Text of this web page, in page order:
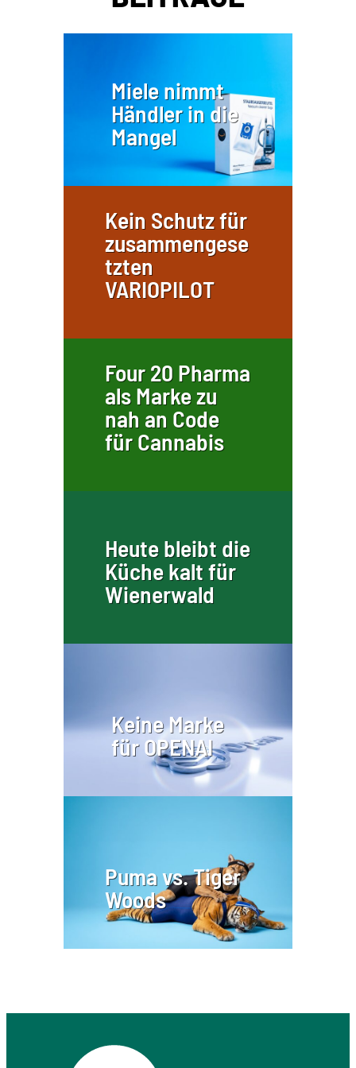
Miele nimmt
Händler in die
Mangel
Kein Schutz für
zusammengese
tzten
VARIOPILOT
Four 20 Pharma
als Marke zu
nah an Code
für Cannabis
Heute bleibt die
Küche kalt für
Wienerwald
Keine Marke
für OPENAI
Puma vs. Tiger
Woods